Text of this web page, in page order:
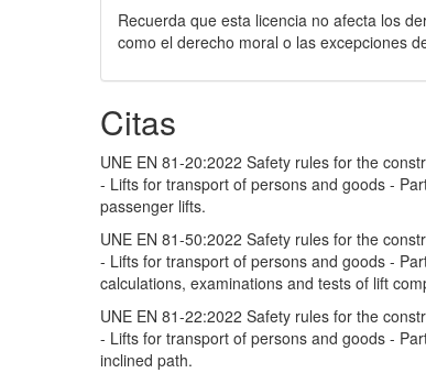
Recuerda que esta licencia no afecta los
como el derecho moral o las excepciones
Citas
UNE EN 81-20:2022 Safety rules for the
- Lifts for transport of persons and goods -
passenger lifts.
UNE EN 81-50:2022 Safety rules for the
- Lifts for transport of persons and goods -
calculations, examinations and tests of lift
UNE EN 81-22:2022 Safety rules for the
- Lifts for transport of persons and goods -
inclined path.